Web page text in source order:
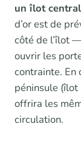
un îlot
d’or est de
côté de l’îlot
ouvrir les
contrainte. En
péninsule
offrira les
circulation.